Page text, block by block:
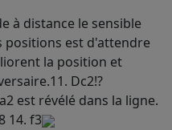
à distance le sensible
positions est d'attendre
la position et
Dc2!?
est révélé dans la ligne.
14. f3